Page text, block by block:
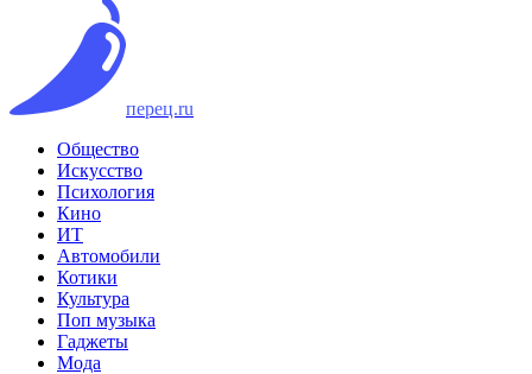
перец.ru
Общество
Искусство
Психология
Кино
ИТ
Автомобили
Котики
Культура
Поп музыка
Гаджеты
Мода